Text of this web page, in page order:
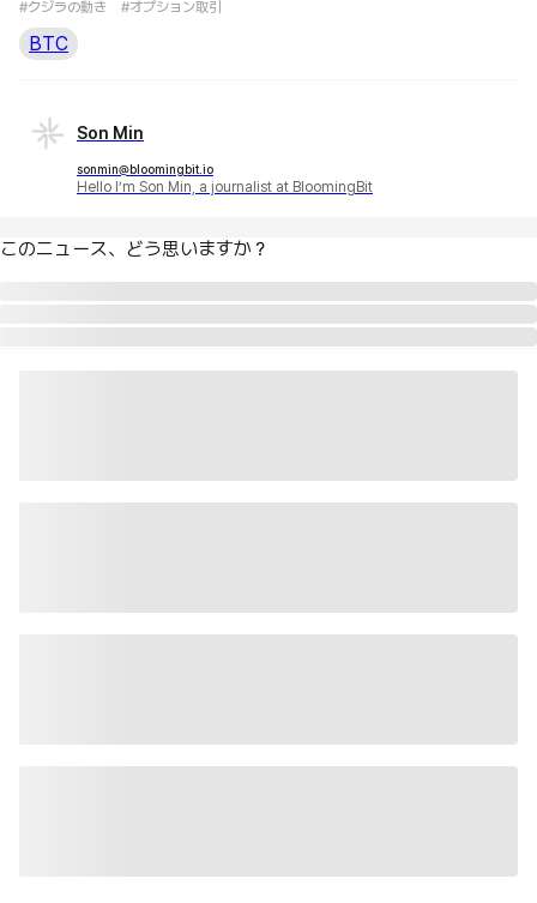
#クジラの動き #オプション取引
BTC
Son Min
sonmin@bloomingbit.io
Hello I’m Son Min, a journalist at BloomingBit
このニュース、どう思いますか？